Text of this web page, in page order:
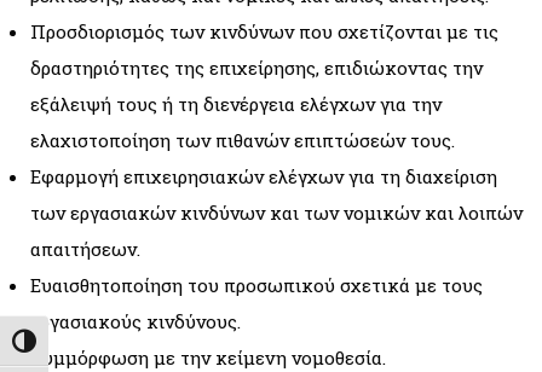
Εναλλαγή Υψηλής Αντίθεσης
Προσδιορισμός των κινδύνων που σχετίζονται με τις
δραστηριότητες της επιχείρησης, επιδιώκοντας την
εξάλειψή τους ή τη διενέργεια ελέγχων για την
ελαχιστοποίηση των πιθανών επιπτώσεών τους.
Εφαρμογή επιχειρησιακών ελέγχων για τη διαχείριση
των εργασιακών κινδύνων και των νομικών και λοιπών
απαιτήσεων.
Ευαισθητοποίηση του προσωπικού σχετικά με τους
εργασιακούς κινδύνους.
Συμμόρφωση με την κείμενη νομοθεσία.